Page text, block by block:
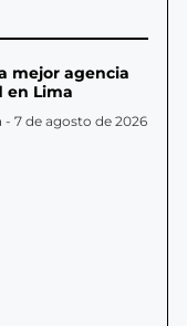
mejor agencia
en Lima
7 de agosto de 2026